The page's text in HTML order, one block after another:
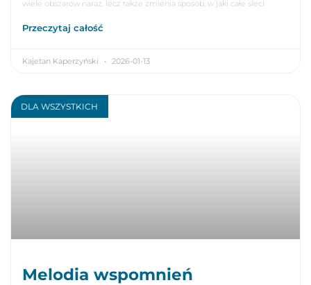
wiele obszarów naraz, lecz także zmienia sposób, w jaki całe sieci
Przeczytaj całość
Kajetan Kaperzyński 2026-01-13
DLA WSZYSTKICH
Melodia wspomnień